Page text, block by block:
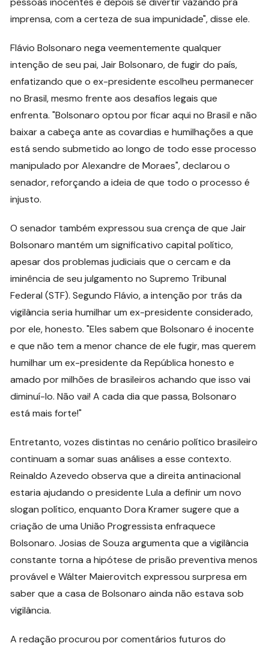
imprensa, com a certeza de sua impunidade", disse ele.
Flávio Bolsonaro nega veementemente qualquer
intenção de seu pai, Jair Bolsonaro, de fugir do país,
enfatizando que o ex-presidente escolheu permanecer
no Brasil, mesmo frente aos desafios legais que
enfrenta. "Bolsonaro optou por ficar aqui no Brasil e não
baixar a cabeça ante as covardias e humilhações a que
está sendo submetido ao longo de todo esse processo
manipulado por Alexandre de Moraes", declarou o
senador, reforçando a ideia de que todo o processo é
injusto.
O senador também expressou sua crença de que Jair
Bolsonaro mantém um significativo capital político,
apesar dos problemas judiciais que o cercam e da
iminência de seu julgamento no Supremo Tribunal
Federal (STF). Segundo Flávio, a intenção por trás da
vigilância seria humilhar um ex-presidente considerado,
por ele, honesto. "Eles sabem que Bolsonaro é inocente
e que não tem a menor chance de ele fugir, mas querem
humilhar um ex-presidente da República honesto e
amado por milhões de brasileiros achando que isso vai
diminuí-lo. Não vai! A cada dia que passa, Bolsonaro
está mais forte!"
Entretanto, vozes distintas no cenário político brasileiro
continuam a somar suas análises a esse contexto.
Reinaldo Azevedo observa que a direita antinacional
estaria ajudando o presidente Lula a definir um novo
slogan político, enquanto Dora Kramer sugere que a
criação de uma União Progressista enfraquece
Bolsonaro. Josias de Souza argumenta que a vigilância
constante torna a hipótese de prisão preventiva menos
provável e Wálter Maierovitch expressou surpresa em
saber que a casa de Bolsonaro ainda não estava sob
vigilância.
A redação procurou por comentários futuros do